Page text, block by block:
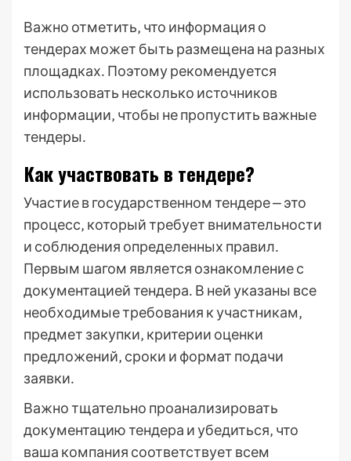
Важно отметить‚ что информация о
тендерах может быть размещена на разных
площадках․ Поэтому рекомендуется
использовать несколько источников
информации‚ чтобы не пропустить важные
тендеры․
Как участвовать в тендере?
Участие в государственном тендере ⎼ это
процесс‚ который требует внимательности
и соблюдения определенных правил․
Первым шагом является ознакомление с
документацией тендера․ В ней указаны все
необходимые требования к участникам‚
предмет закупки‚ критерии оценки
предложений‚ сроки и формат подачи
заявки․
Важно тщательно проанализировать
документацию тендера и убедиться‚ что
ваша компания соответствует всем